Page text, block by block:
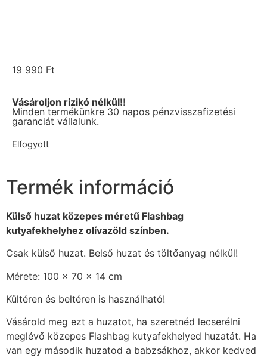
19 990 Ft
Vásároljon rizikó nélkül!!
Minden termékünkre 30 napos pénzvisszafizetési
garanciát vállalunk.
Elfogyott
Termék információ
Külső huzat közepes méretű Flashbag
kutyafekhelyhez olívazöld színben.
Csak külső huzat. Belső huzat és töltőanyag nélkül!
Mérete: 100 x 70 x 14 cm
Kültéren és beltéren is használható!
Vásárold meg ezt a huzatot, ha szeretnéd lecserélni
meglévő közepes Flashbag kutyafekhelyed huzatát. Ha
van egy második huzatod a babzsákhoz, akkor kedved